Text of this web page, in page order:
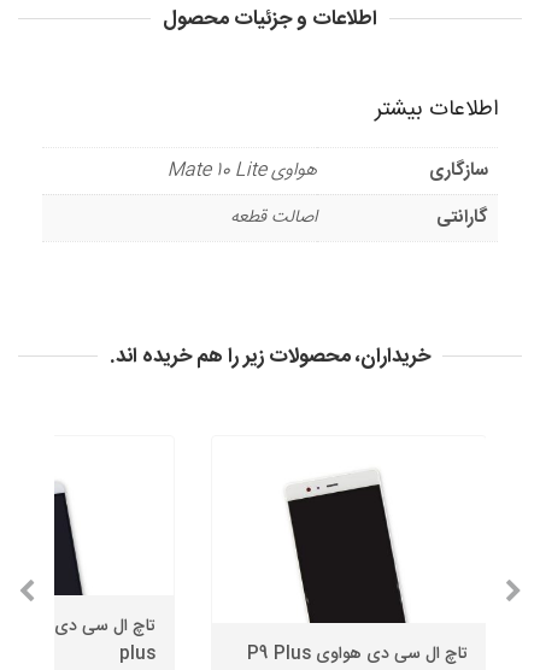
اطلاعات و جزئیات محصول
اطلاعات بیشتر
سازگاری
هواوی Mate 10 Lite
گارانتی
اصالت قطعه
خریداران، محصولات زیر را هم خریده اند.
تاچ ال سی دی هواوی P9 Plus
plus